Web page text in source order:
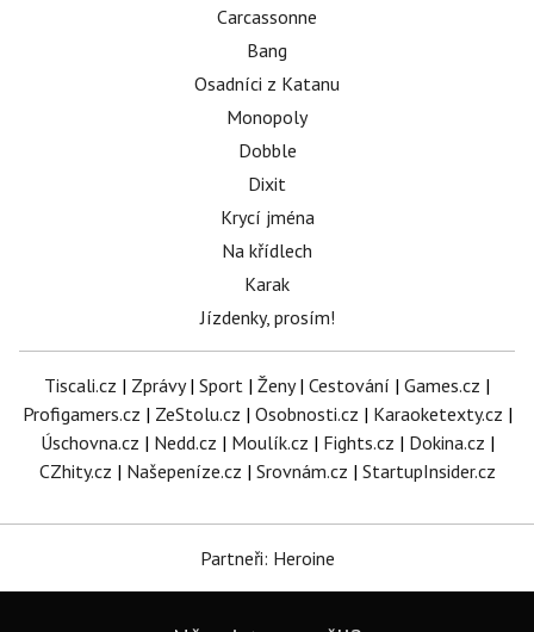
Carcassonne
Bang
Osadníci z Katanu
Monopoly
Dobble
Dixit
Krycí jména
Na křídlech
Karak
Jízdenky, prosím!
Tiscali.cz | Zprávy| Sport | Ženy| Cestování | Games.cz |
Profigamers.cz | ZeStolu.cz | Osobnosti.cz | Karaoketexty.cz |
Úschovna.cz | Nedd.cz | Moulík.cz | Fights.cz | Dokina.cz |
CZhity.cz | Našepeníze.cz | Srovnám.cz | StartupInsider.cz
Partneři: Heroine